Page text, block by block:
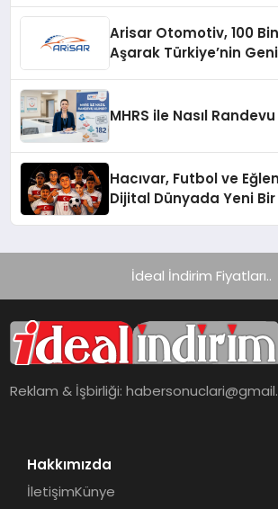
Arisar Otomotiv, 100
Aşarak Türkiye’nin
MHRS ile Nasıl Randevu
Hacıvar, Futbol ve
Dijital Dünyada Yeni
İdeal İndirim Fiyatları..
Reklam & İşbirliği:
Hakkımızda
İletişimKünye